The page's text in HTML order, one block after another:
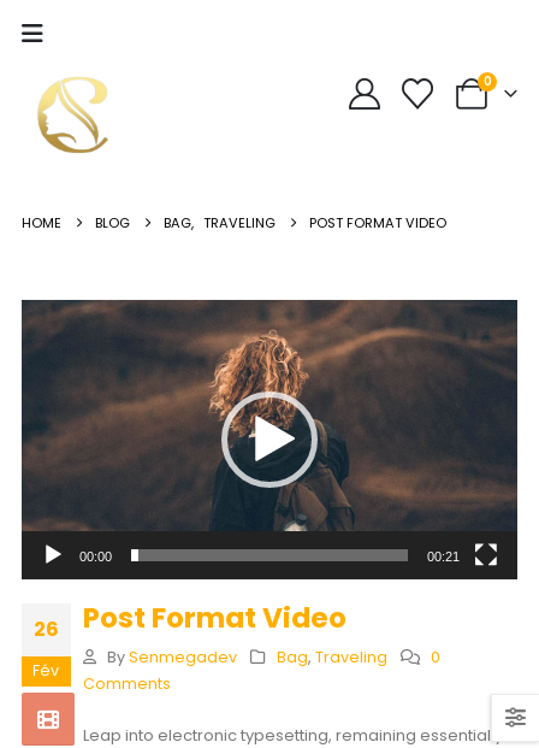
0
HOME BLOG BAG, TRAVELING POST FORMAT VIDEO
Lecteur
vidéo
00:00 00:21
26
Fév
Post Format Video
BySenmegadev Bag, Traveling
0
Comments
Leap into electronic typesetting, remaining essentially